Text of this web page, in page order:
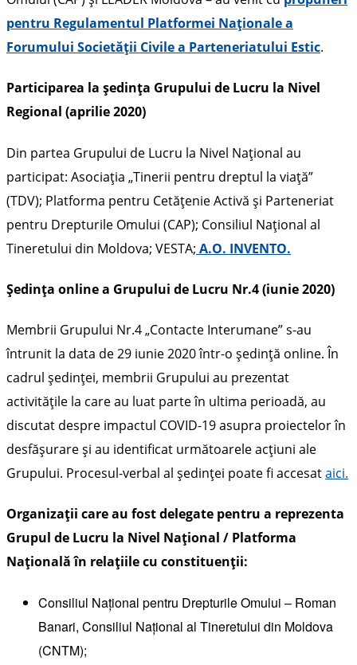
pentru Regulamentul Platformei Naționale a
Forumului Societății Civile a Parteneriatului Estic.
Participarea la ședința Grupului de Lucru la Nivel
Regional (aprilie 2020)
Din partea Grupului de Lucru la Nivel Național au
participat: Asociația „Tinerii pentru dreptul la viață”
(TDV); Platforma pentru Cetățenie Activă și Parteneriat
pentru Drepturile Omului (CAP); Consiliul Național al
Tineretului din Moldova; VESTA; A.O. INVENTO.
Ședința online a Grupului de Lucru Nr.4 (iunie 2020)
Membrii Grupului Nr.4 „Contacte Interumane” s-au
întrunit la data de 29 iunie 2020 într-o ședință online. În
cadrul ședinței, membrii Grupului au prezentat
activitățile la care au luat parte în ultima perioadă, au
discutat despre impactul COVID-19 asupra proiectelor în
desfășurare și au identificat următoarele acțiuni ale
Grupului. Procesul-verbal al ședinței poate fi accesataici.
Organizații care au fost delegate pentru a reprezenta
Grupul de Lucru la Nivel Național / Platforma
Națională în relațiile cu constituenții:
Consiliul Național pentru Drepturile Omului – Roman
Banari, Consiliul Național al Tineretului din Moldova
(CNTM);